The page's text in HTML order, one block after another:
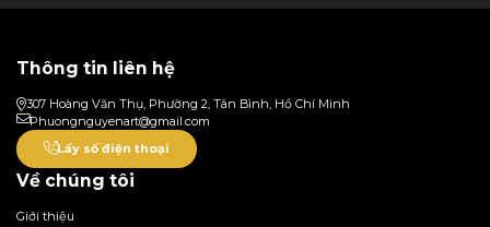
Thông tin liên hệ
307 Hoàng Văn Thụ, Phường 2, Tân Bình, Hồ Chí Minh
Phuongnguyenart@gmail.com
Lấy số điện thoại
Về chúng tôi
Giới thiệu